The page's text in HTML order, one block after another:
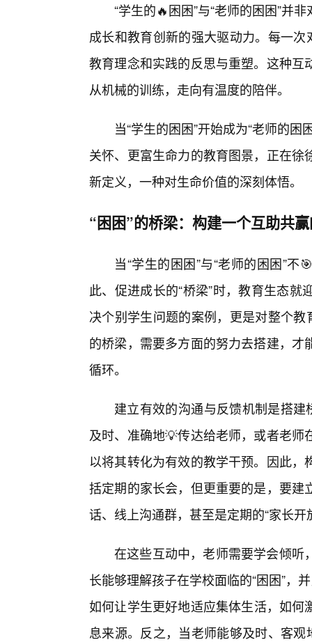
“学生的🔥困困”与“老师的困困”并
成长和教育创新的强大驱动力。每一
教育理念和实践的反思与重塑。这种
从机械的训练，走向有温度的陪伴。
当“学生的困困”开始成为“老师的
关怀、更富生命力的教育图景，正在
新定义，一种对生命价值的深刻体悟。
“困困”的桥梁：构建一个互助共
当“学生的困困”与“老师的困困”
此、促进成长的“桥梁”时，教育生态
决个别学生问题的案例，更是对整个
的桥梁，需要多方面的努力去搭建，
循环。
建立有效的沟通与反馈机制是搭建
及时、准确地💡传达给老师，或者老
以将其转化为有效的教学干预。因此
括定期的家长会，但更重要的是，要
话、线上沟通群，甚至是定期的“家长开
在这些互动中，老师需要学会倾听
长能够理解孩子在学校面临的“困困”
如何让学生更好地适应集体生活，如
息来源。反之，当老师能够及时、客